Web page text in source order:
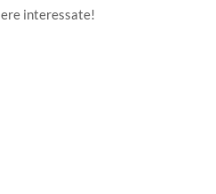
interessate!